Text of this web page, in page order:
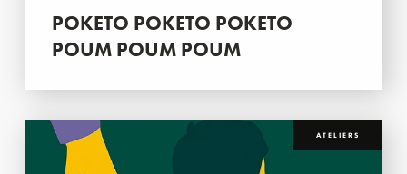
POKETO POKETO POKETO
POUM POUM POUM
ATELIERS